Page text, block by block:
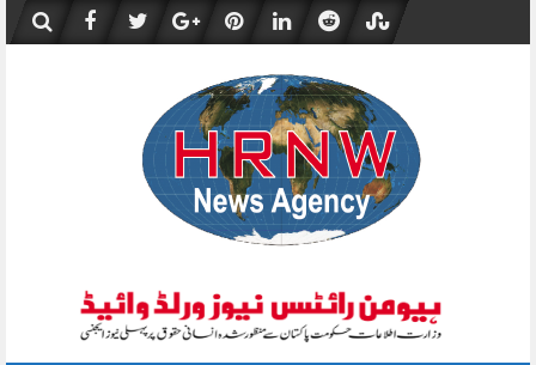
content